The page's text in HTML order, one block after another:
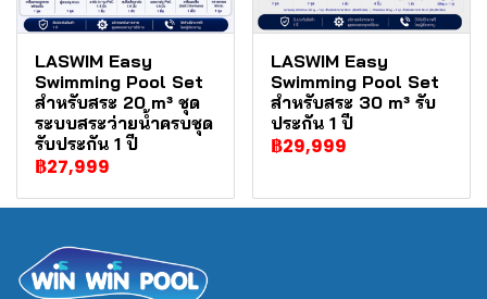
LASWIM Easy
Swimming Pool Set
สำหรับสระ 20 m³ ชุด
ระบบสระว่ายน้ำครบชุด
รับประกัน 1 ปี
฿27,999
LASWIM Easy
Swimming Pool Set
สำหรับสระ 30 m³ รับ
ประกัน 1 ปี
฿29,999